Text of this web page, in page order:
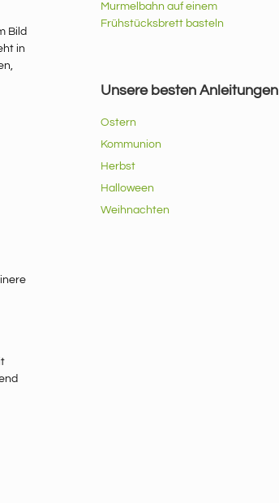
Bild
in
Murmelbahn auf einem
Frühstücksbrett basteln
Unsere besten Anleitungen
Ostern
Kommunion
Herbst
Halloween
Weihnachten